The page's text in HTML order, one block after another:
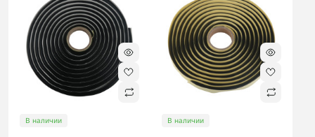
В наличии В наличии